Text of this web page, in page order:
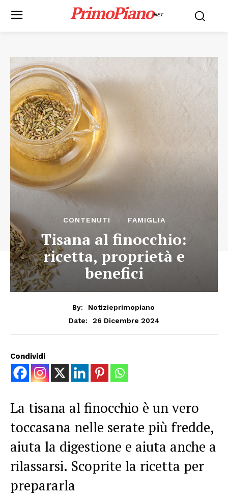
PrimoPianoNET
CONTENUTI FAMIGLIA
Tisana al finocchio:
ricetta, proprietà e
benefici
By:
Notizieprimopiano
Date:
26 Dicembre 2024
Condividi
La tisana al finocchio è un vero
toccasana nelle serate più fredde,
aiuta la digestione e aiuta anche a
rilassarsi. Scoprite la ricetta per
prepararla